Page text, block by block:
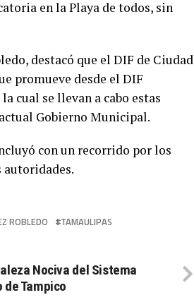
en la Playa de todos, sin
destacó que el DIF de Ciudad
promueve desde el DIF
cual se llevan a cabo estas
Gobierno Municipal.
con un recorrido por los
autoridades.
ROBLEDO TAMAULIPAS
Nociva del Sistema
de Tampico